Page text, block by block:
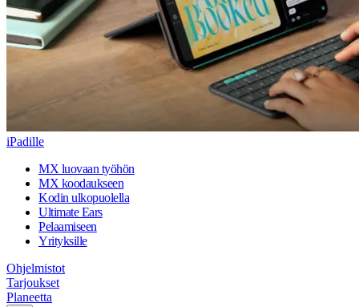
iPadille
MX luovaan työhön
MX koodaukseen
Kodin ulkopuolella
Ultimate Ears
Pelaamiseen
Yrityksille
Ohjelmistot
Tarjoukset
Planeetta